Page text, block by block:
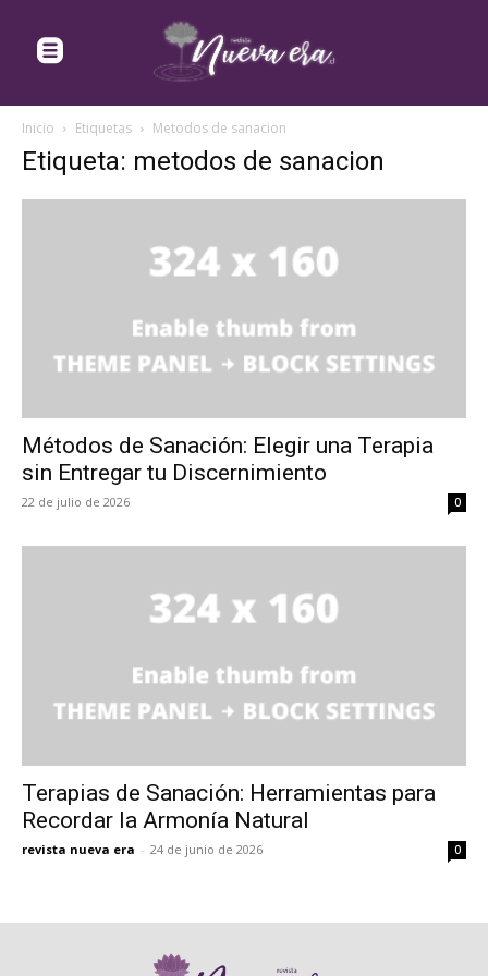
Inicio Etiquetas Metodos de sanacion
Etiqueta: metodos de sanacion
Métodos de Sanación: Elegir una Terapia
sin Entregar tu Discernimiento
22 de julio de 2026 0
Terapias de Sanación: Herramientas para
Recordar la Armonía Natural
revista nueva era - 24 de junio de 2026 0